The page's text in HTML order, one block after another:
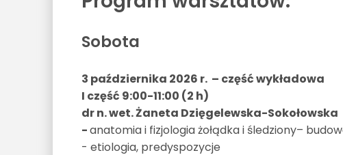
Sobota
3 października 2026 r. – część wykładowa
I część 9:00-11:00 (2 h)
dr n. wet. Żaneta Dzięgelewska-Sokołowska
-anatomia i fizjologia żołądka i śledziony–
- etiologia, predyspozycje